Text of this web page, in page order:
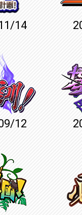
14
12